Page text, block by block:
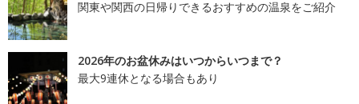
関東や関西の日帰りできるおすすめの温泉をご紹介
2026年のお盆休みはいつからいつまで？
最大9連休となる場合もあり